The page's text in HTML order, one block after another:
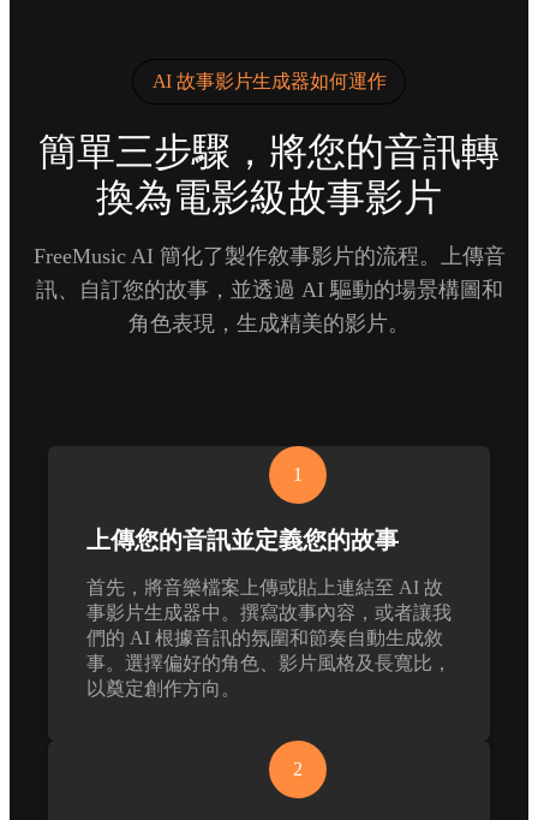
AI 故事影片生成器如何運作
簡單三步驟，將您的音訊轉
換為電影級故事影片
FreeMusic AI 簡化了製作敘事影片的流程。上傳音
訊、自訂您的故事，並透過 AI 驅動的場景構圖和
角色表現，生成精美的影片。
1
上傳您的音訊並定義您的故事
首先，將音樂檔案上傳或貼上連結至 AI 故
事影片生成器中。撰寫故事內容，或者讓我
們的 AI 根據音訊的氛圍和節奏自動生成敘
事。選擇偏好的角色、影片風格及長寬比，
以奠定創作方向。
2